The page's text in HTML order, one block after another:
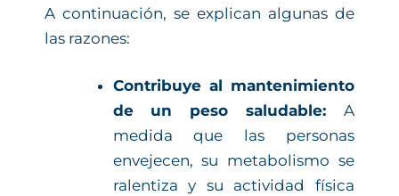
A continuación, se explican algunas de
las razones:
Contribuye al mantenimiento
de un peso saludable: A
medida que las personas
envejecen, su metabolismo se
ralentiza y su actividad física